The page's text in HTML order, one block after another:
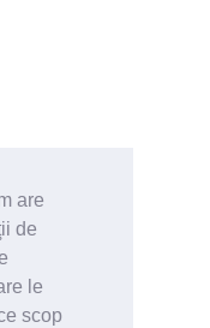
are
de
le
scop